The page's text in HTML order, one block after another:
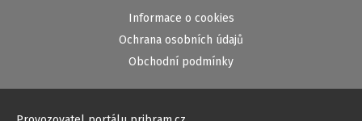
Informace o cookies
Ochrana osobních údajů
Obchodní podmínky